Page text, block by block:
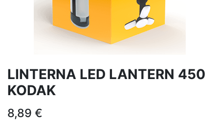
LINTERNA LED LANTERN 450
KODAK
8,89 €